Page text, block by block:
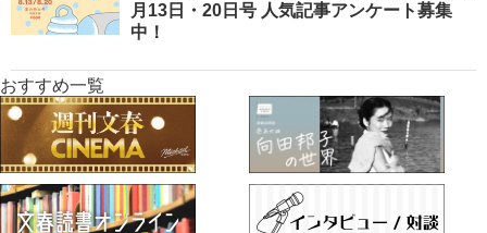
月13日・20日号 人気記事アンケート募集
中！
おすすめ一覧